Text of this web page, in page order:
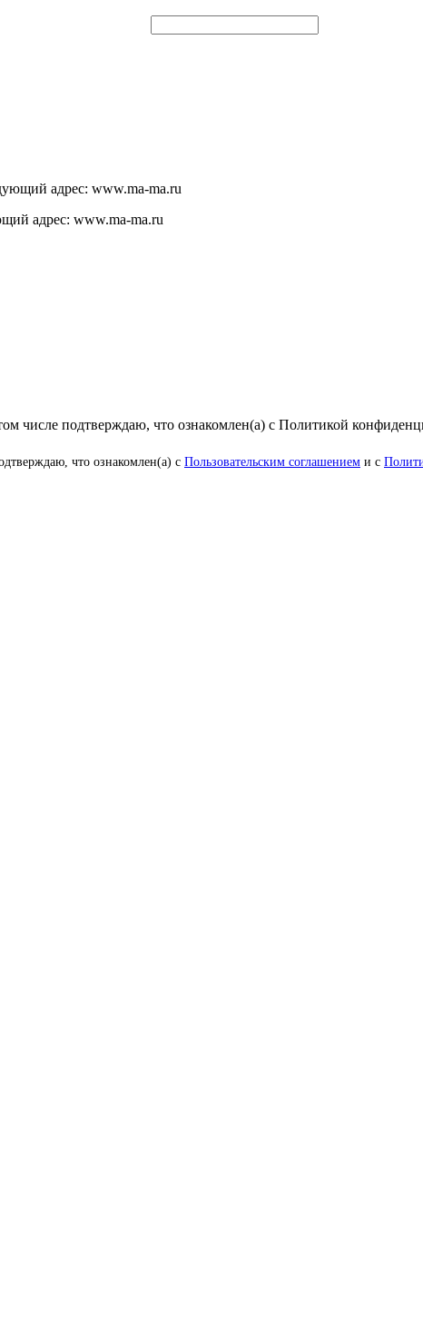
адрес: www.ma-ma.ru
адрес: www.ma-ma.ru
числе подтверждаю, что ознакомлен(а) с Политикой
что ознакомлен(а) с Пользовательским соглашением и с